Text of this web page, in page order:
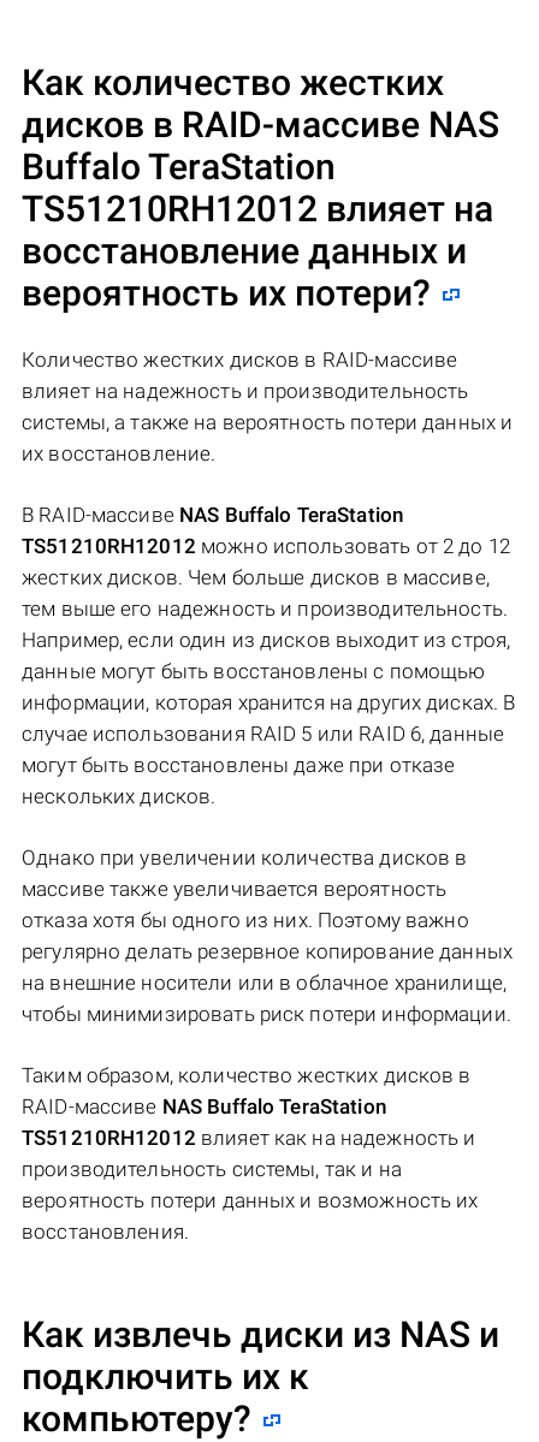
Как количество жестких
дисков в RAID-массиве NAS
Buffalo TeraStation
TS51210RH12012 влияет на
восстановление данных и
вероятность их потери?
Количество жестких дисков в RAID-массиве
влияет на надежность и производительность
системы, а также на вероятность потери данных и
их восстановление.
В RAID-массиве NAS Buffalo TeraStation
TS51210RH12012 можно использовать от 2 до 12
жестких дисков. Чем больше дисков в массиве,
тем выше его надежность и производительность.
Например, если один из дисков выходит из строя,
данные могут быть восстановлены с помощью
информации, которая хранится на других дисках. В
случае использования RAID 5 или RAID 6, данные
могут быть восстановлены даже при отказе
нескольких дисков.
Однако при увеличении количества дисков в
массиве также увеличивается вероятность
отказа хотя бы одного из них. Поэтому важно
регулярно делать резервное копирование данных
на внешние носители или в облачное хранилище,
чтобы минимизировать риск потери информации.
Таким образом, количество жестких дисков в
RAID-массиве NAS Buffalo TeraStation
TS51210RH12012 влияет как на надежность и
производительность системы, так и на
вероятность потери данных и возможность их
восстановления.
Как извлечь диски из NAS и
подключить их к
компьютеру?